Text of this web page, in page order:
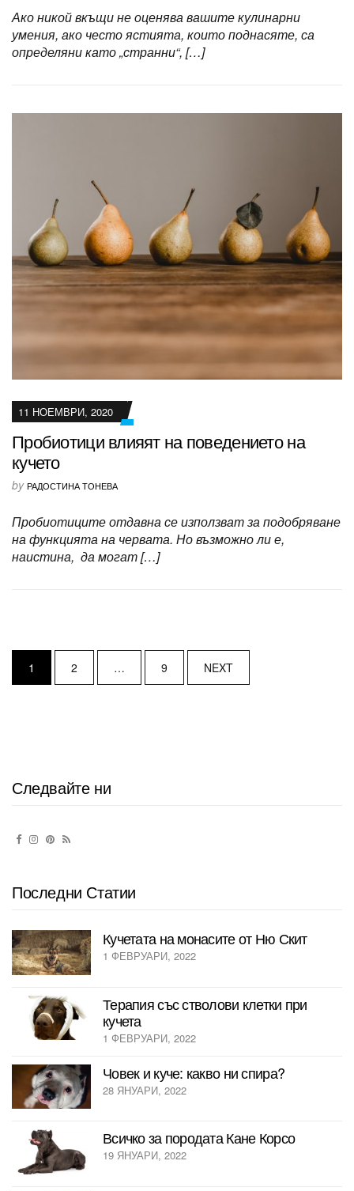
Ако никой вкъщи не оценява вашите кулинарни
умения, ако често ястията, които поднасяте, са
определяни като „странни“, […]
11 НОЕМВРИ, 2020
Пробиотици влияят на поведението на
кучето
by РАДОСТИНА ТОНЕВА
Пробиотиците отдавна се използват за подобряване
на функцията на червата. Но възможно ли е,
наистина, да могат […]
o
s
a
i
g
a
o
n
1 2 … 9 NEXT
Следвайте ни
Последни Статии
Кучетата на монасите от Ню Скит
1 ФЕВРУАРИ, 2022
Терапия със стволови клетки при
кучета
1 ФЕВРУАРИ, 2022
Човек и куче: какво ни спира?
28 ЯНУАРИ, 2022
Всичко за породата Кане Корсо
19 ЯНУАРИ, 2022